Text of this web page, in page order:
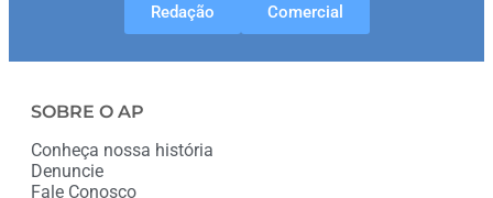
Redação Comercial
SOBRE O AP
Conheça nossa história
Denuncie
Fale Conosco